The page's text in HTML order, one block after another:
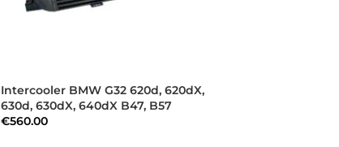
Intercooler BMW G32 620d, 620dX,
630d, 630dX, 640dX B47, B57
€560.00